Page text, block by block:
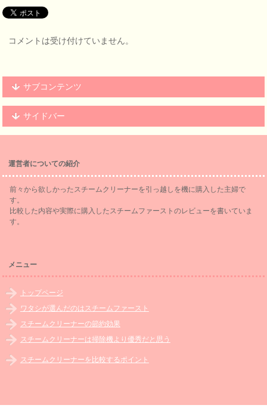
コメントは受け付けていません。
サブコンテンツ
サイドバー
運営者についての紹介
前々から欲しかったスチームクリーナーを引っ越しを機に購入した主婦で
す。
比較した内容や実際に購入したスチームファーストのレビューを書いていま
す。
メニュー
トップページ
ワタシが選んだのはスチームファースト
スチームクリーナーの節約効果
スチームクリーナーは掃除機より優秀だと思う
スチームクリーナーを比較するポイント